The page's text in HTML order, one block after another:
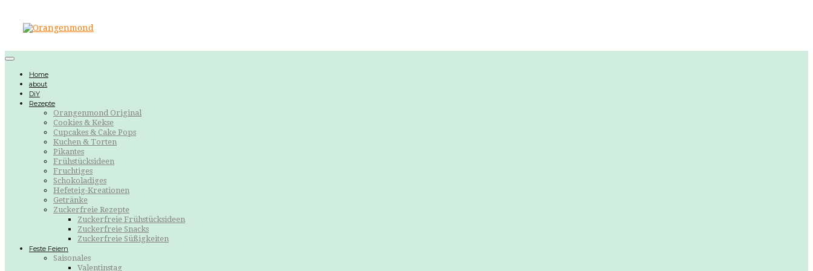
Home
about
DiY
Rezepte
Orangenmond Original
Cookies & Kekse
Cupcakes & Cake Pops
Kuchen & Torten
Pikantes
Frühstücksideen
Fruchtiges
Schokoladiges
Hefeteig-Kreationen
Getränke
Zuckerfreie Rezepte
Zuckerfreie Frühstücksideen
Zuckerfreie Snacks
Zuckerfreie Süßigkeiten
Feste Feiern
Saisonales
Valentinstag